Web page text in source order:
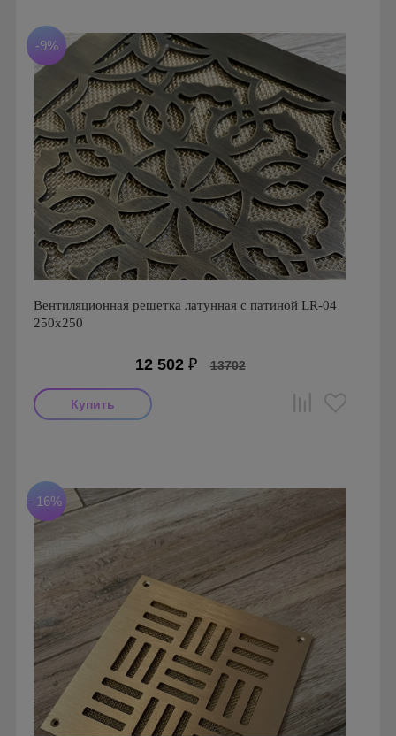
-9%
Вентиляционная решетка латунная с патиной LR-04
250х250
12 502₽ 13702
Материал: Латунь с патиной
-16%